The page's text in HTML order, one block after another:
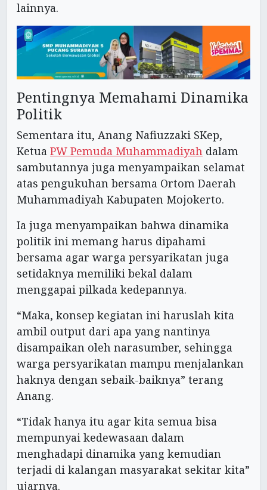
lainnya.
Pentingnya Memahami Dinamika
Politik
Sementara itu, Anang Nafiuzzaki SKep,
Ketua PW Pemuda Muhammadiyah dalam
sambutannya juga menyampaikan selamat
atas pengukuhan bersama Ortom Daerah
Muhammadiyah Kabupaten Mojokerto.
Ia juga menyampaikan bahwa dinamika
politik ini memang harus dipahami
bersama agar warga persyarikatan juga
setidaknya memiliki bekal dalam
menggapai pilkada kedepannya.
“Maka, konsep kegiatan ini haruslah kita
ambil output dari apa yang nantinya
disampaikan oleh narasumber, sehingga
warga persyarikatan mampu menjalankan
haknya dengan sebaik-baiknya” terang
Anang.
“Tidak hanya itu agar kita semua bisa
mempunyai kedewasaan dalam
menghadapi dinamika yang kemudian
terjadi di kalangan masyarakat sekitar kita”
ujarnya.